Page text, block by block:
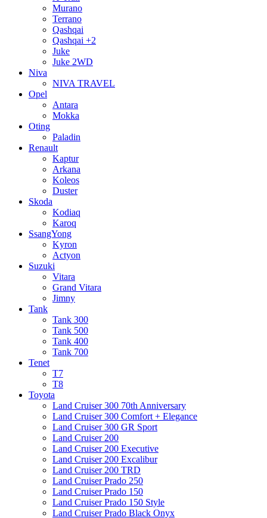
Murano
Terrano
Qashqai
Qashqai +2
Juke
Juke 2WD
Niva
NIVA TRAVEL
Opel
Antara
Mokka
Oting
Paladin
Renault
Kaptur
Arkana
Koleos
Duster
Skoda
Kodiaq
Karoq
SsangYong
Kyron
Actyon
Suzuki
Vitara
Grand Vitara
Jimny
Tank
Tank 300
Tank 500
Tank 400
Tank 700
Tenet
T7
T8
Toyota
Land Cruiser 300 70th Anniversary
Land Cruiser 300 Comfort + Elegance
Land Cruiser 300 GR Sport
Land Cruiser 200
Land Cruiser 200 Executive
Land Cruiser 200 Excalibur
Land Cruiser 200 TRD
Land Cruiser Prado 250
Land Cruiser Prado 150
Land Cruiser Prado 150 Style
Land Cruiser Prado Black Onyx